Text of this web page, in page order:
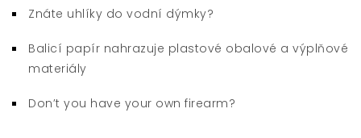
Znáte uhlíky do vodní dýmky?
Balicí papír nahrazuje plastové obalové a výplňové
materiály
Don’t you have your own firearm?